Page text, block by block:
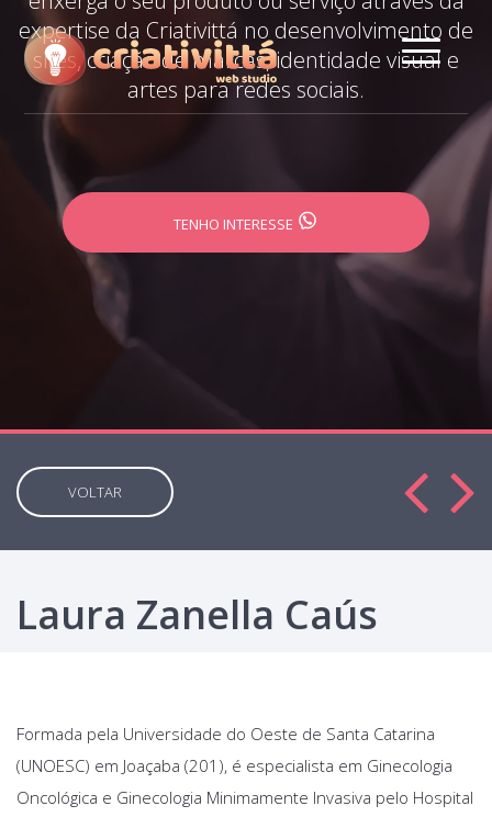
expertise da Criativittá no desenvolvimento de
sites, criação de marcas, identidade visual e
artes para redes sociais.
TENHO INTERESSE
VOLTAR
Laura Zanella Caús
Formada pela Universidade do Oeste de Santa Catarina
(UNOESC) em Joaçaba (201), é especialista em Ginecologia
Oncológica e Ginecologia Minimamente Invasiva pelo Hospital